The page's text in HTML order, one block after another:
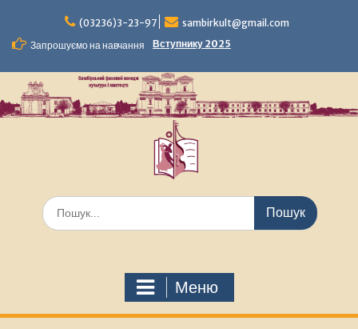
вмісту
(03236)3-23-97
sambirkult@gmail.com
Запрошуємо на навчання
Вступнику 2025
Шукати:
Меню